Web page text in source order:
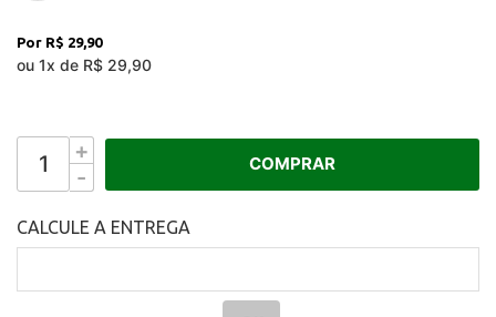
R$ 29,90
ou 1x de R$ 29,90
+
-
COMPRAR